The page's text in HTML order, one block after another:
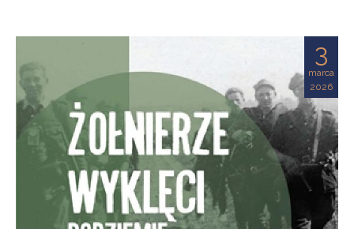
3
marca
2026